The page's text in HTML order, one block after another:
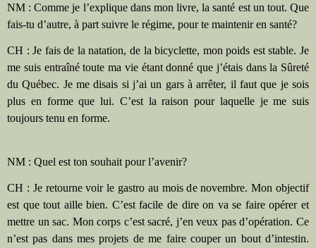
NM : Comme je l’explique dans mon livre, la santé est un tout. Que
fais-tu d’autre, à part suivre le régime, pour te maintenir en santé?
CH : Je fais de la natation, de la bicyclette, mon poids est stable. Je
me suis entraîné toute ma vie étant donné que j’étais dans la Sûreté
du Québec. Je me disais si j’ai un gars à arrêter, il faut que je sois
plus en forme que lui. C’est la raison pour laquelle je me suis
toujours tenu en forme.
NM : Quel est ton souhait pour l’avenir?
CH : Je retourne voir le gastro au mois de novembre. Mon objectif
est que tout aille bien. C’est facile de dire on va se faire opérer et
mettre un sac. Mon corps c’est sacré, j’en veux pas d’opération. Ce
n’est pas dans mes projets de me faire couper un bout d’intestin.